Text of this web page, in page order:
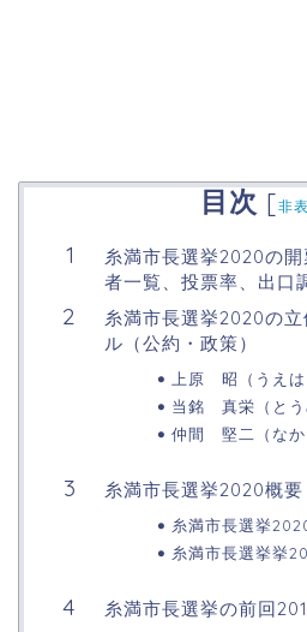
目次 [非
糸満市長選挙2020の
者一覧、投票率、出口
糸満市長選挙2020の
ル（公約・政策）
上原 昭（うえ
当銘 真栄（と
仲間 堅二（な
糸満市長選挙2020概要
糸満市長選挙
糸満市長選挙挙
糸満市長選挙の前回